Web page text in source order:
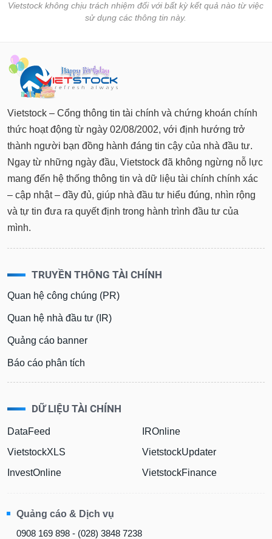
Vietstock không chịu trách nhiệm đối với bất kỳ kết quả nào từ việc
sử dụng các thông tin này.
Vietstock – Cổng thông tin tài chính và chứng khoán chính
thức hoạt động từ ngày 02/08/2002, với định hướng trở
thành người bạn đồng hành đáng tin cậy của nhà đầu tư.
Ngay từ những ngày đầu, Vietstock đã không ngừng nỗ lực
mang đến hệ thống thông tin và dữ liệu tài chính chính xác
– cập nhật – đầy đủ, giúp nhà đầu tư hiểu đúng, nhìn rộng
và tự tin đưa ra quyết định trong hành trình đầu tư của
mình.
TRUYỀN THÔNG TÀI CHÍNH
Quan hệ công chúng (PR)
Quan hệ nhà đầu tư (IR)
Quảng cáo banner
Báo cáo phân tích
DỮ LIỆU TÀI CHÍNH
DataFeed
VietstockXLS
InvestOnline
IROnline
VietstockUpdater
VietstockFinance
Quảng cáo & Dịch vụ
0908 169 898 - (028) 3848 7238